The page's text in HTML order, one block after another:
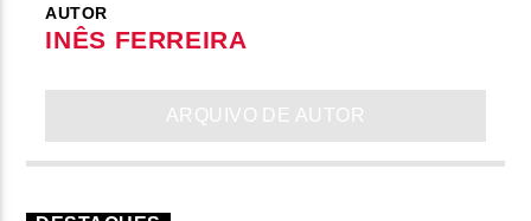
AUTOR
INÊS FERREIRA
ARQUIVO DE AUTOR